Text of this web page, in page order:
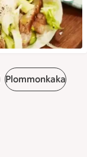
Plommonkaka